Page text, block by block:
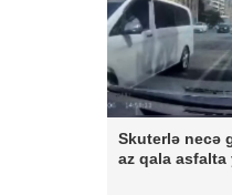
Skuterlə necə
az qala asfalta